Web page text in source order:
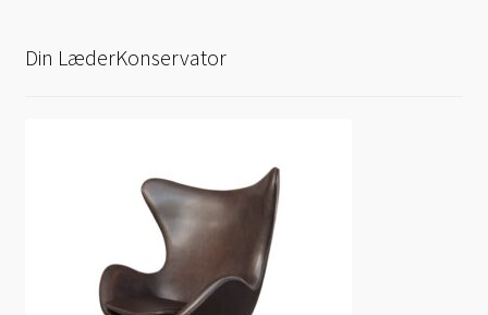
Din LæderKonservator